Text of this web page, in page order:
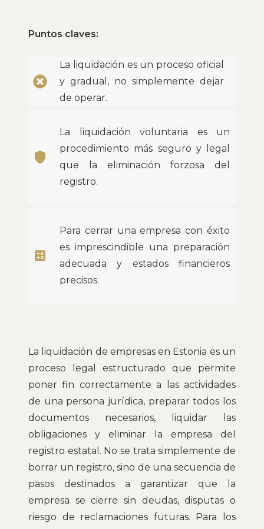
Puntos claves:
La liquidación es un proceso oficial
y gradual, no simplemente dejar
de operar.
shield
La liquidación voluntaria es un
procedimiento más seguro y legal
que la eliminación forzosa del
registro.
calculate
Para cerrar una empresa con éxito
es imprescindible una preparación
adecuada y estados financieros
precisos.
La liquidación de empresas en Estonia es un
proceso legal estructurado que permite
poner fin correctamente a las actividades
de una persona jurídica, preparar todos los
documentos necesarios, liquidar las
obligaciones y eliminar la empresa del
registro estatal. No se trata simplemente de
borrar un registro, sino de una secuencia de
pasos destinados a garantizar que la
empresa se cierre sin deudas, disputas o
riesgo de reclamaciones futuras. Para los